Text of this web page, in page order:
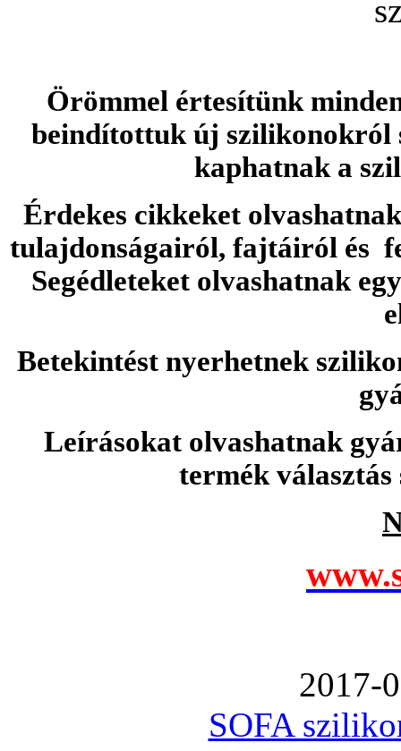
Örömmel értesítünk
beindítottuk új szilikonokról
kaphatnak a
Érdekes cikkeket
tulajdonságairól, fajtáiról és
Segédleteket olvashatnak
Betekintést nyerhetnek
Leírásokat olvashatnak
termék
2017-
SOFA